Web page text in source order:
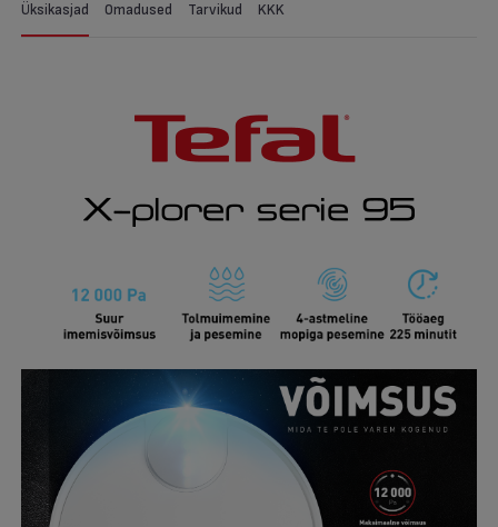
Üksikasjad Omadused Tarvikud KKK